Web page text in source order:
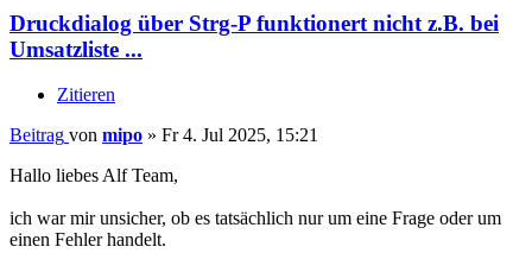
Druckdialog über Strg-P funktionert nicht z.B. bei
Umsatzliste ...
Zitieren
Beitrag von mipo » Fr 4. Jul 2025, 15:21
Hallo liebes Alf Team,
ich war mir unsicher, ob es tatsächlich nur um eine Frage oder um
einen Fehler handelt.